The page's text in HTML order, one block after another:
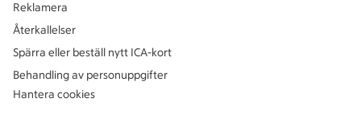
Reklamera
Återkallelser
Spärra eller beställ nytt ICA-kort
Behandling av personuppgifter
Hantera cookies